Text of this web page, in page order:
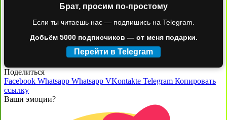
Брат, просим по-простому
Если ты читаешь нас — подпишись на Telegram.
Добьём 5000 подписчиков — от меня подарки.
Перейти в Telegram
Поделиться
Facebook Whatsapp Whatsapp VKontakte Telegram Копировать
ссылку
Ваши эмоции?